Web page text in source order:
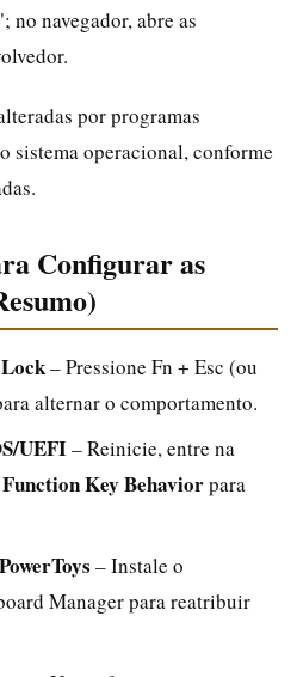
navegador, abre as
por programas
sistema operacional, conforme
Configurar as
– Pressione Fn + Esc (ou
alternar o comportamento.
UEFI– Reinicie, entre na
Function Key Behaviorpara
– Instale o
Manager para reatribuir